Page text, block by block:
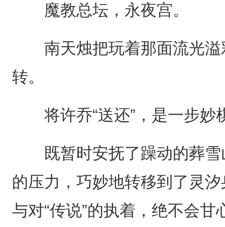
魔教总坛，永夜宫。
南天烛把玩着那面流光溢
转。
将许乔“送还”，是一步妙
既暂时安抚了躁动的葬雪
的压力，巧妙地转移到了灵
与对“传说”的执着，绝不会甘